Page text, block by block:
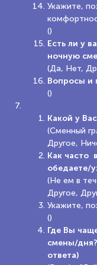
Укажите,
()
Есть ли у
ночную
(Да, Нет,
Вопросы и
()
Какой у
(Сменный
Другое,
Как часто
обедаете/
(Не ем в
Другое,
Укажите,
()
Где Вы
смены/
ответа)